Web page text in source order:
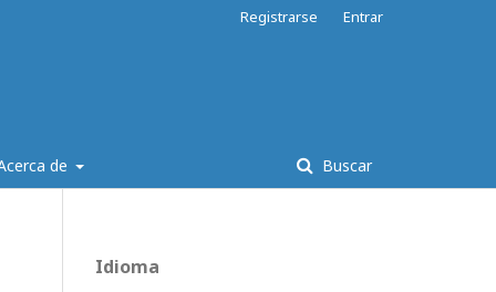
de Buscar
Registrarse Entrar
Idioma